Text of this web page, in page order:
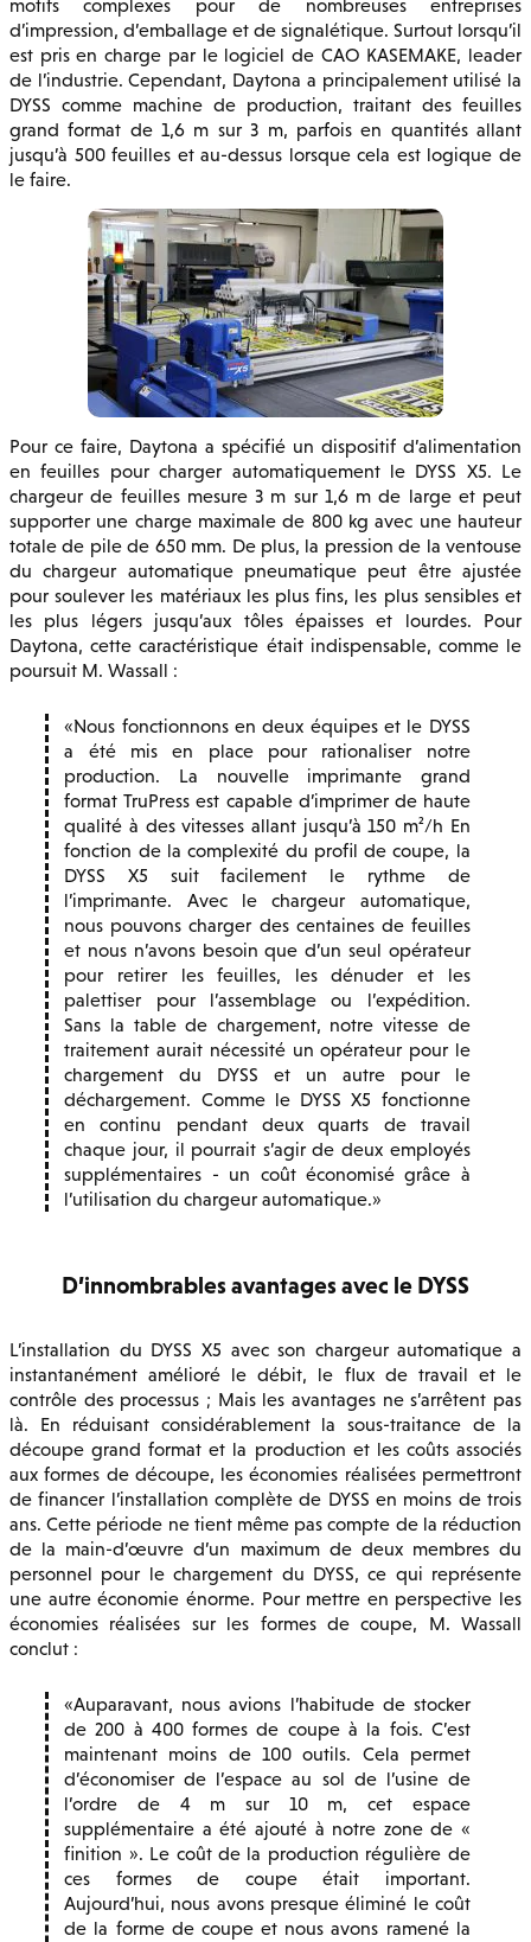
motifs complexes pour de nombreuses entreprises
d’impression, d’emballage et de signalétique. Surtout lorsqu’il
est pris en charge par le logiciel de CAO KASEMAKE, leader
de l’industrie. Cependant, Daytona a principalement utilisé la
DYSS comme machine de production, traitant des feuilles
grand format de 1,6 m sur 3 m, parfois en quantités allant
jusqu’à 500 feuilles et au-dessus lorsque cela est logique de
le faire.
Pour ce faire, Daytona a spécifié un dispositif d’alimentation
en feuilles pour charger automatiquement le DYSS X5. Le
chargeur de feuilles mesure 3 m sur 1,6 m de large et peut
supporter une charge maximale de 800 kg avec une hauteur
totale de pile de 650 mm. De plus, la pression de la ventouse
du chargeur automatique pneumatique peut être ajustée
pour soulever les matériaux les plus fins, les plus sensibles et
les plus légers jusqu’aux tôles épaisses et lourdes. Pour
Daytona, cette caractéristique était indispensable, comme le
poursuit M. Wassall :
Nous fonctionnons en deux équipes et le DYSS
a été mis en place pour rationaliser notre
production. La nouvelle imprimante grand
format TruPress est capable d’imprimer de haute
qualité à des vitesses allant jusqu’à 150 m²/h En
fonction de la complexité du profil de coupe, la
DYSS X5 suit facilement le rythme de
l’imprimante. Avec le chargeur automatique,
nous pouvons charger des centaines de feuilles
et nous n’avons besoin que d’un seul opérateur
pour retirer les feuilles, les dénuder et les
palettiser pour l’assemblage ou l’expédition.
Sans la table de chargement, notre vitesse de
traitement aurait nécessité un opérateur pour le
chargement du DYSS et un autre pour le
déchargement. Comme le DYSS X5 fonctionne
en continu pendant deux quarts de travail
chaque jour, il pourrait s’agir de deux employés
supplémentaires - un coût économisé grâce à
l’utilisation du chargeur automatique.
D’innombrables avantages avec le DYSS
L’installation du DYSS X5 avec son chargeur automatique a
instantanément amélioré le débit, le flux de travail et le
contrôle des processus ; Mais les avantages ne s’arrêtent pas
là. En réduisant considérablement la sous-traitance de la
découpe grand format et la production et les coûts associés
aux formes de découpe, les économies réalisées permettront
de financer l’installation complète de DYSS en moins de trois
ans. Cette période ne tient même pas compte de la réduction
de la main-d’œuvre d’un maximum de deux membres du
personnel pour le chargement du DYSS, ce qui représente
une autre économie énorme. Pour mettre en perspective les
économies réalisées sur les formes de coupe, M. Wassall
conclut :
Auparavant, nous avions l’habitude de stocker
de 200 à 400 formes de coupe à la fois. C’est
maintenant moins de 100 outils. Cela permet
d’économiser de l’espace au sol de l’usine de
l’ordre de 4 m sur 10 m, cet espace
supplémentaire a été ajouté à notre zone de «
finition ». Le coût de la production régulière de
ces formes de coupe était important.
Aujourd’hui, nous avons presque éliminé le coût
de la forme de coupe et nous avons ramené la